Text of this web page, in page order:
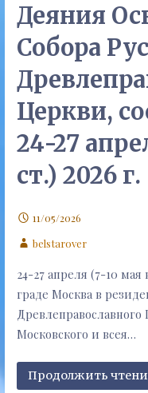
Деяния
Собора
Церкви,
24-27
ст.) 2026 г.
11/05/2026
belstarover
24-27 апреля (7-10 мая
граде Москва в
Древлеправославного
Московского и всея…
Продолжить